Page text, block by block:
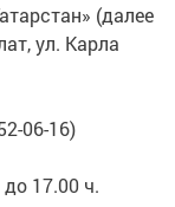
(далее
ул. Карла
06-16)
17.00 ч.